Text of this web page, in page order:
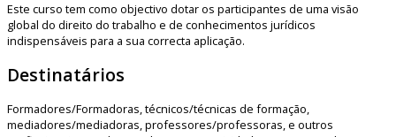
Este curso tem como objectivo dotar os participantes de uma visão
global do direito do trabalho e de conhecimentos jurídicos
indispensáveis para a sua correcta aplicação.
Destinatários
Formadores/Formadoras, técnicos/técnicas de formação,
mediadores/mediadoras, professores/professoras, e outros